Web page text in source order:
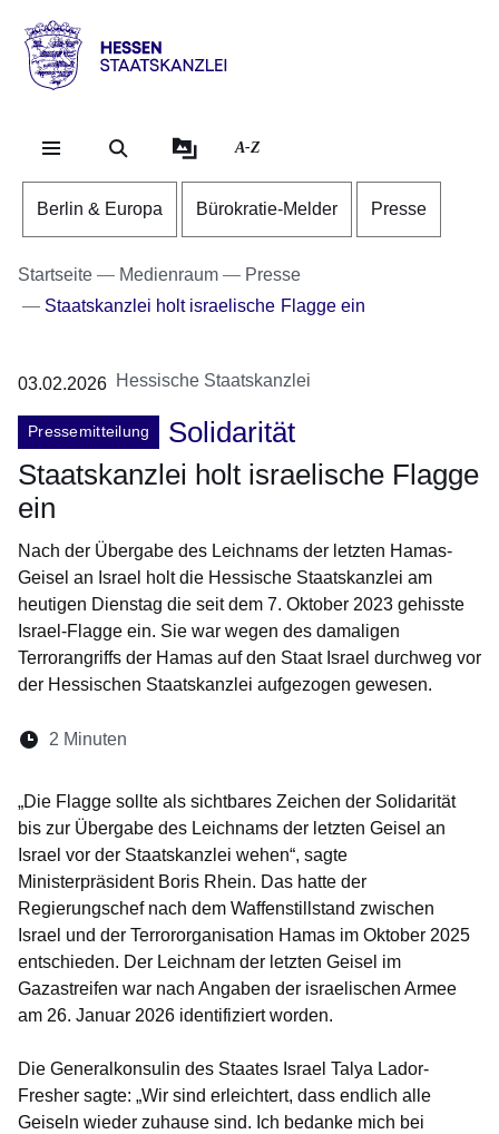
Hessen
Staatskanzlei
A-Z
Berlin & Europa Bürokratie-Melder Presse
Startseite Medienraum
Presse
Staatskanzlei holt israelische Flagge ein
03.02.2026 Hessische Staatskanzlei
Pressemitteilung
Solidarität
Staatskanzlei holt israelische Flagge
ein
Nach der Übergabe des Leichnams der letzten Hamas-
Geisel an Israel holt die Hessische Staatskanzlei am
heutigen Dienstag die seit dem 7. Oktober 2023 gehisste
Israel-Flagge ein. Sie war wegen des damaligen
Terrorangriffs der Hamas auf den Staat Israel durchweg vor
der Hessischen Staatskanzlei aufgezogen gewesen.
Lesedauer:
2 Minuten
„Die Flagge sollte als sichtbares Zeichen der Solidarität
bis zur Übergabe des Leichnams der letzten Geisel an
Israel vor der Staatskanzlei wehen“, sagte
Ministerpräsident Boris Rhein. Das hatte der
Regierungschef nach dem Waffenstillstand zwischen
Israel und der Terrororganisation Hamas im Oktober 2025
entschieden. Der Leichnam der letzten Geisel im
Gazastreifen war nach Angaben der israelischen Armee
am 26. Januar 2026 identifiziert worden.
Die Generalkonsulin des Staates Israel Talya Lador-
Fresher sagte: „Wir sind erleichtert, dass endlich alle
Geiseln wieder zuhause sind. Ich bedanke mich bei